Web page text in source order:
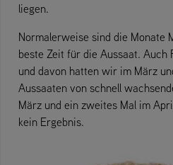
liegen.
Normalerweise sind die Monate
beste Zeit für die Aussaat. Auch
und davon hatten wir im März
Aussaaten von schnell
März und ein zweites Mal im
kein Ergebnis.